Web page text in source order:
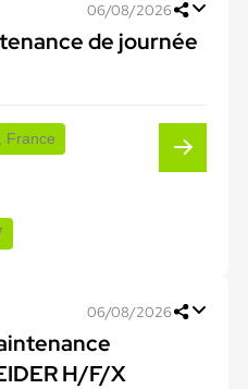
06/08/2026
de journée
France
06/08/2026
H/F/X